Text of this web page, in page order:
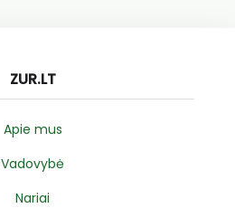
ZUR.LT
Apie mus
Vadovybė
Nariai